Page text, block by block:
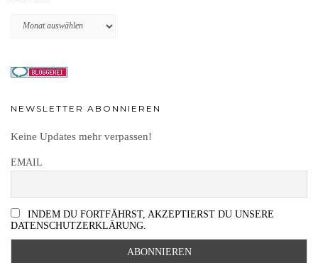
Archiv
NEWSLETTER ABONNIEREN
Keine Updates mehr verpassen!
EMAIL
INDEM DU FORTFÄHRST, AKZEPTIERST DU UNSERE
DATENSCHUTZERKLÄRUNG.